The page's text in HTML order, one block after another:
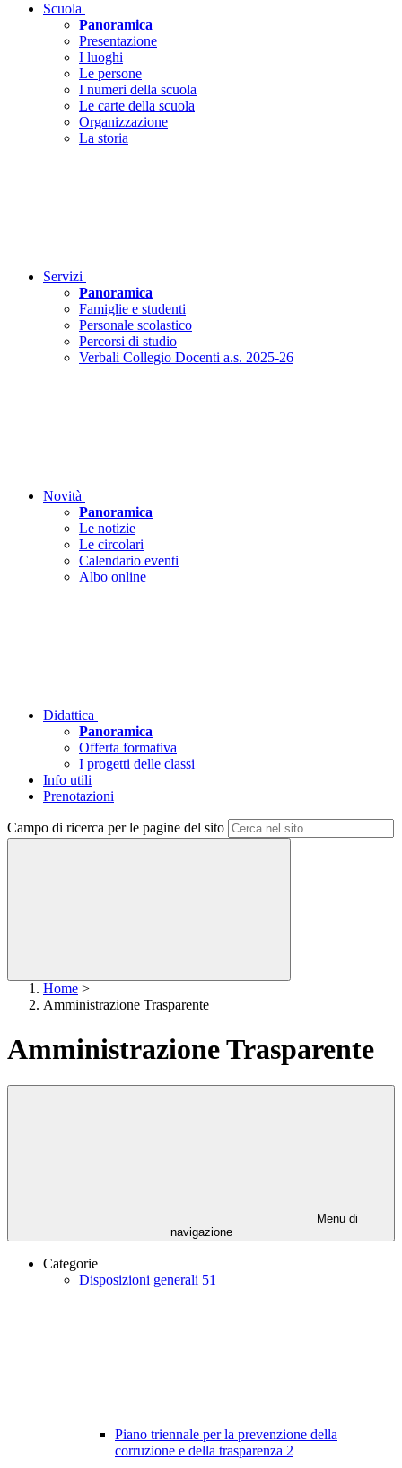
Scuola
Panoramica
Presentazione
I luoghi
Le persone
I numeri della scuola
Le carte della scuola
Organizzazione
La storia
Servizi
Panoramica
Famiglie e studenti
Personale scolastico
Percorsi di studio
Verbali Collegio Docenti a.s. 2025-26
Novità
Panoramica
Le notizie
Le circolari
Calendario eventi
Albo online
Didattica
Panoramica
Offerta formativa
I progetti delle classi
Info utili
Prenotazioni
Campo di ricerca per le pagine del sito
Home >
Amministrazione Trasparente
Amministrazione Trasparente
Menu di
navigazione
Categorie
Disposizioni generali 51
Piano triennale per la prevenzione della
corruzione e della trasparenza 2